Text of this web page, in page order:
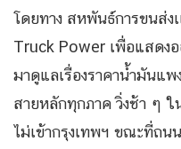
โดยทาง สหพันธ์การขนส่ง
Truck Power เพื่อแสดง
มาดูแลเรื่องราคาน้ำมันแ
สายหลักทุกภาค วิ่งช้า ๆ
ไม่เข้ากรุงเทพฯ ขณะที่ถน